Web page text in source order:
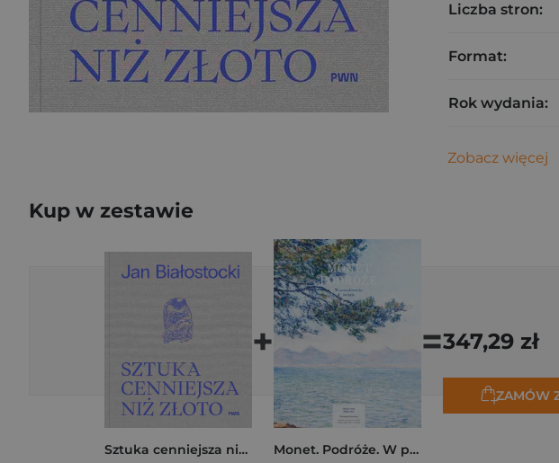
Liczba stron:
Format:
Rok wydania:
Zobacz więcej
Kup w zestawie
Sztuka cenniejsza niż złoto
+
Monet. Podróże. W poszukiwaniu światła
=347,29 zł
ZAMÓW